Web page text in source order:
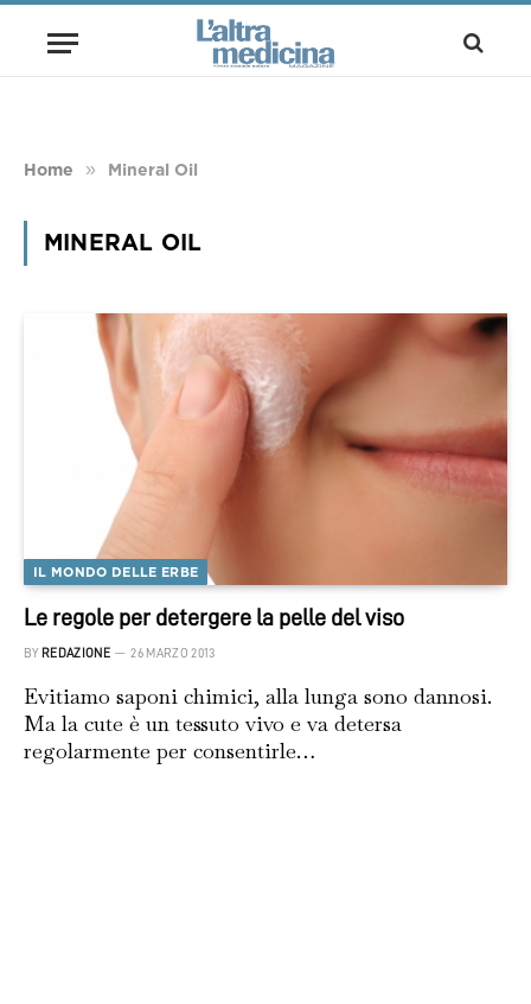
Home » Mineral Oil
MINERAL OIL
IL MONDO DELLE ERBE
Le regole per detergere la pelle del viso
BY REDAZIONE 26 MARZO 2013
Evitiamo saponi chimici, alla lunga sono dannosi.
Ma la cute è un tessuto vivo e va detersa
regolarmente per consentirle…